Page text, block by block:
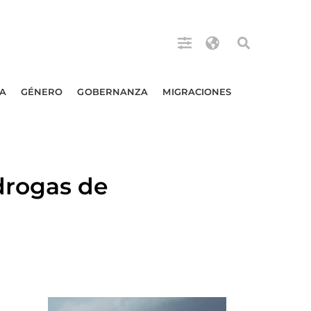
GÉNERO GOBERNANZA MIGRACIONES
de